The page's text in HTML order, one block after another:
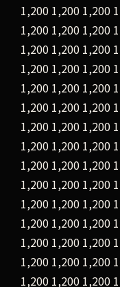
1,200 1,200 1,200
1,200 1,200 1,200
1,200 1,200 1,200
1,200 1,200 1,200
1,200 1,200 1,200
1,200 1,200 1,200
1,200 1,200 1,200
1,200 1,200 1,200
1,200 1,200 1,200
1,200 1,200 1,200
1,200 1,200 1,200
1,200 1,200 1,200
1,200 1,200 1,200
1,200 1,200 1,200
1,200 1,200 1,200